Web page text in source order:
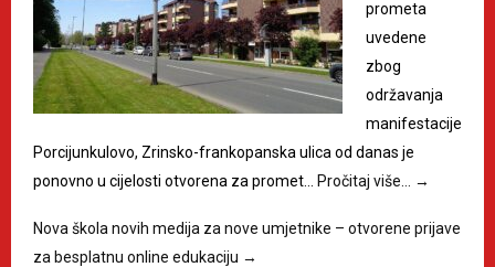
prometa
uvedene
zbog
održavanja
manifestacije
Porcijunkulovo, Zrinsko-frankopanska ulica od danas je
ponovno u cijelosti otvorena za promet… Pročitaj više… →
Nova škola novih medija za nove umjetnike – otvorene prijave
za besplatnu online edukaciju →